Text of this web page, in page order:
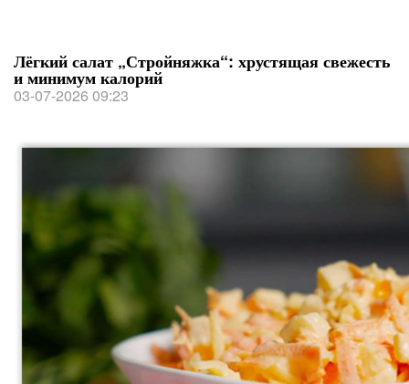
Лёгкий салат „Стройняжка“: хрустящая свежесть
и минимум калорий
03-07-2026 09:23